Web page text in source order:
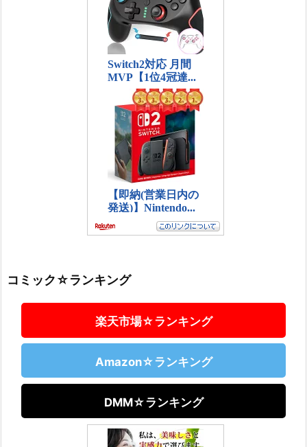
コミック☆ランキング
楽天市場☆ランキング
Amazon☆ランキング
DMM☆ランキング